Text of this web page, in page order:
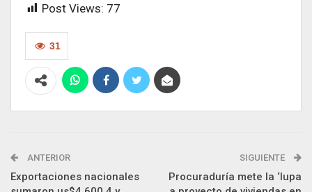
Post Views: 77
31
ANTERIOR
Exportaciones nacionales
SIGUIENTE
Procuraduría mete la ‘lupa